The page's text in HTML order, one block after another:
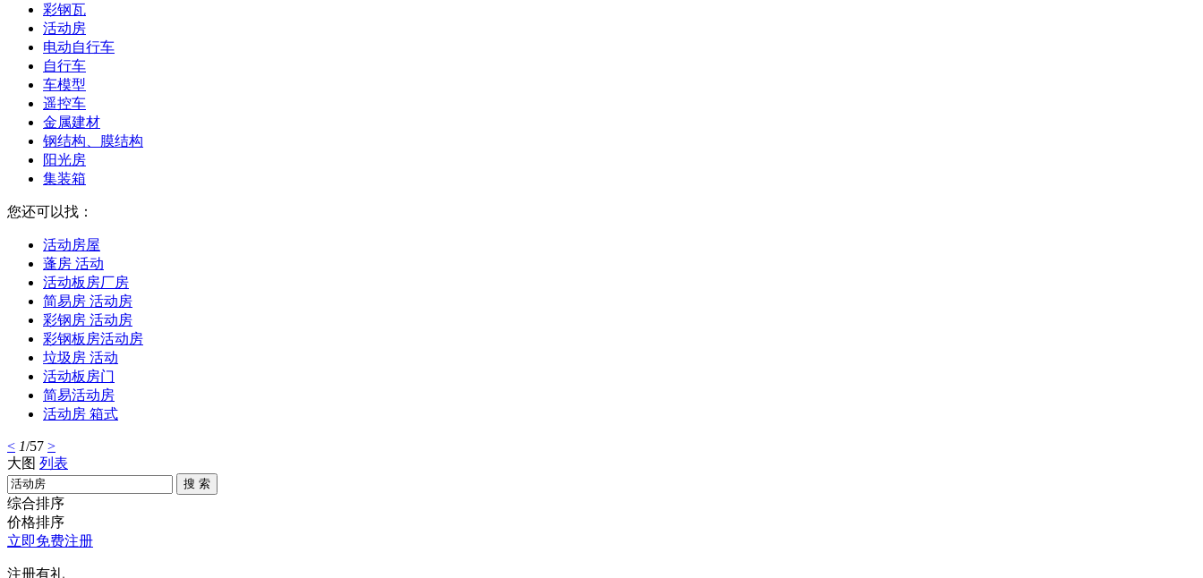
彩钢瓦
活动房
电动自行车
自行车
车模型
遥控车
金属建材
钢结构、膜结构
阳光房
集装箱
您还可以找：
活动房屋
蓬房 活动
活动板房厂房
简易房 活动房
彩钢房 活动房
彩钢板房活动房
垃圾房 活动
活动板房门
简易活动房
活动房 箱式
< 1/57 >
大图 列表
搜 索
综合排序
价格排序
立即免费注册
注册有礼